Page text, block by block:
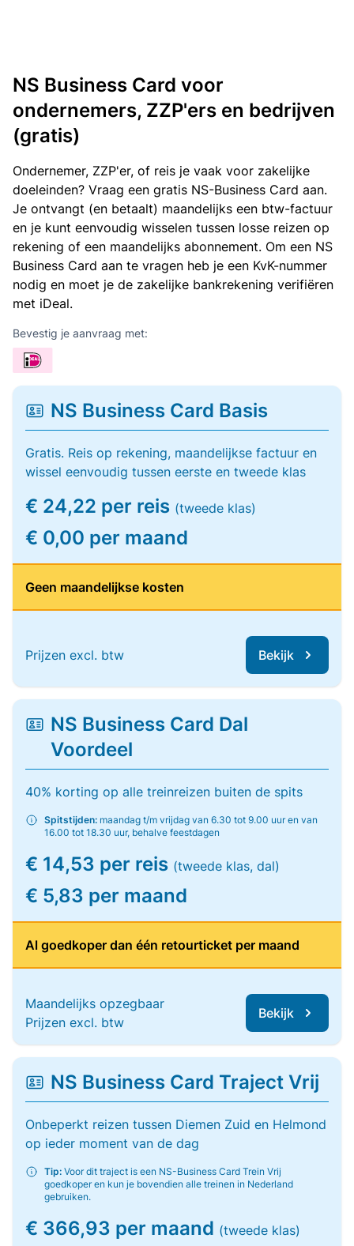
NS Business Card voor
ondernemers, ZZP'ers en bedrijven
(gratis)
Ondernemer, ZZP'er, of reis je vaak voor zakelijke
doeleinden? Vraag een gratis NS-Business Card aan.
Je ontvangt (en betaalt) maandelijks een btw-factuur
en je kunt eenvoudig wisselen tussen losse reizen op
rekening of een maandelijks abonnement. Om een NS
Business Card aan te vragen heb je een KvK-nummer
nodig en moet je de zakelijke bankrekening verifiëren
met iDeal.
Bevestig je aanvraag met:
NS Business Card Basis
Gratis. Reis op rekening, maandelijkse factuur en
wissel eenvoudig tussen eerste en tweede klas
€ 24,22 per reis (tweede klas)
€ 0,00 per maand
Geen maandelijkse kosten
Prijzen excl. btw Bekijk
NS Business Card Dal
Voordeel
40% korting op alle treinreizen buiten de spits
Spitstijden: maandag t/m vrijdag van 6.30 tot 9.00 uur en van
16.00 tot 18.30 uur, behalve feestdagen
€ 14,53 per reis (tweede klas, dal)
€ 5,83 per maand
Al goedkoper dan één retourticket per maand
Maandelijks opzegbaar
Prijzen excl. btw
Bekijk
NS Business Card Traject Vrij
Onbeperkt reizen tussen Diemen Zuid en Helmond
op ieder moment van de dag
Tip: Voor dit traject is een NS-Business Card Trein Vrij
goedkoper en kun je bovendien alle treinen in Nederland
gebruiken.
€ 366,93 per maand (tweede klas)